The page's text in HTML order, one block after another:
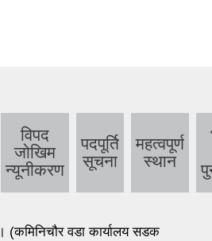
विपद
जोखिम
न्यूनीकरण
पदपूर्ति
सूचना
महत्वपूर्ण
स्थान
(कमिनिचौर वडा कार्यालय सडक